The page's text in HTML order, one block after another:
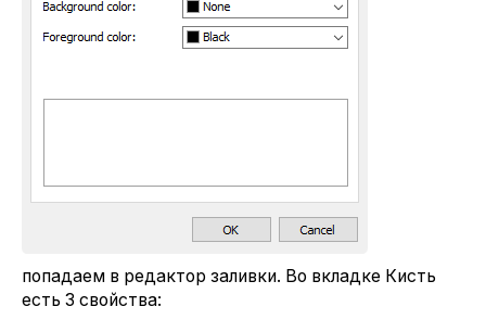
попадаем в редактор заливки. Во вкладке Кисть
есть 3 свойства: